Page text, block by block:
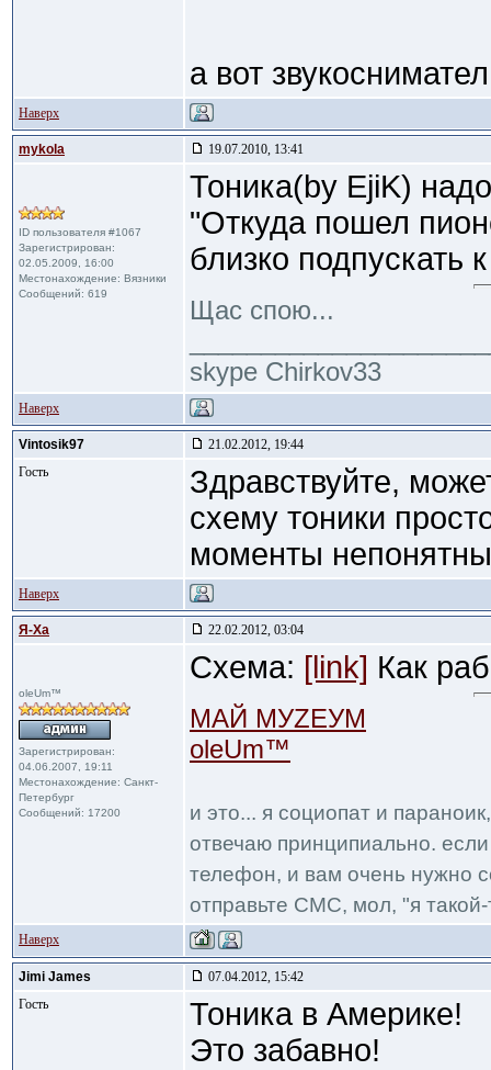
а вот
Наверх
mykola 19.07.2010, 13:41
ID пользователя #1067
Зарегистрирован:
02.05.2009, 16:00
Местонахождение: Вязники
Сообщений: 619
Тоника(by EjiK)
"Откуда пошел
близко подпускать
Щас спою...
skype Chirkov33
Наверх
Vintosik97
21.02.2012, 19:44
Гость
Здравствуйте,
схему тоники
моменты
Наверх
Я-Ха 22.02.2012, 03:04
oleUm™
Зарегистрирован:
04.06.2007, 19:11
Местонахождение: Санкт-
Петербург
Сообщений: 17200
Схема: [link] Как
МАЙ МУZЕУМ
oleUm™
и это... я социопат и
отвечаю принципиально.
телефон, и вам очень нужно
отправьте СМС, мол, "я такой-
Наверх
Jimi James
07.04.2012, 15:42
Гость
Тоника в Америке!
Это забавно!